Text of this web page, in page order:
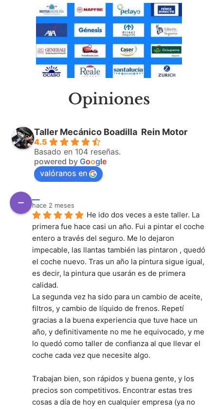
Opiniones
Taller Mecánico Boadilla ️ Rein Motor
4.5
Basado en 104 reseñas.
powered by Google
valóranos en
hace 2 meses
He ido dos veces a este taller. La
primera fue hace casi un año. Fui a pintar el coche
entero a través del seguro. Me lo dejaron
impecable, las llantas también las pintaron , quedó
el coche nuevo. Tras un año la pintura sigue igual,
es decir, la pintura que usarán es de primera
calidad.
La segunda vez ha sido para un cambio de aceite,
filtros, y cambio de líquido de frenos. Repetí
gracias a la buena experiencia que tuve hace un
año, y definitivamente no me he equivocado, y me
lo quedó como taller de confianza al que llevar el
coche cada vez que necesite algo.
Trabajan bien, son rápidos y buena gente, y los
precios son competitivos. Encontrar estas tres
cosas a día de hoy en cualquier empresa (ya no